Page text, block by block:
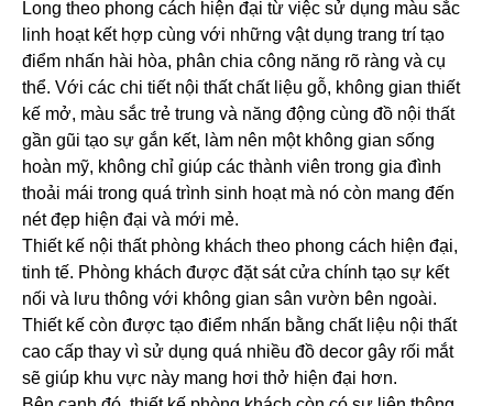
Long theo phong cách hiện đại từ việc sử dụng màu sắc
linh hoạt kết hợp cùng với những vật dụng trang trí tạo
điểm nhấn hài hòa, phân chia công năng rõ ràng và cụ
thể. Với các chi tiết nội thất chất liệu gỗ, không gian thiết
kế mở, màu sắc trẻ trung và năng động cùng đồ nội thất
gần gũi tạo sự gắn kết, làm nên một không gian sống
hoàn mỹ, không chỉ giúp các thành viên trong gia đình
thoải mái trong quá trình sinh hoạt mà nó còn mang đến
nét đẹp hiện đại và mới mẻ.
Thiết kế nội thất phòng khách theo phong cách hiện đại,
tinh tế. Phòng khách được đặt sát cửa chính tạo sự kết
nối và lưu thông với không gian sân vườn bên ngoài.
Thiết kế còn được tạo điểm nhấn bằng chất liệu nội thất
cao cấp thay vì sử dụng quá nhiều đồ decor gây rối mắt
sẽ giúp khu vực này mang hơi thở hiện đại hơn.